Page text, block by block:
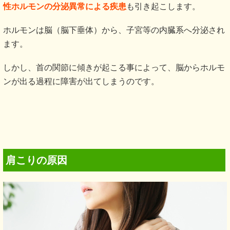
性ホルモンの分泌異常による疾患 も引き起こします。
ホルモンは脳（脳下垂体）から、子宮等の内臓系へ分泌され
ます。
しかし、首の関節に傾きが起こる事によって、脳からホルモ
ンが出る過程に障害が出てしまうのです。
肩こりの原因